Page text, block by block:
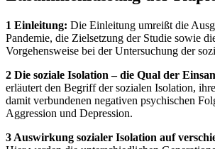
1 Einleitung: Die Einleitung umreißt die
Pandemie, die Zielsetzung der Studie sowie
Vorgehensweise bei der Untersuchung der
2 Die soziale Isolation – die Qual der
erläutert den Begriff der sozialen Isolation,
damit verbundenen negativen psychischen
Aggression und Depression.
3 Auswirkung sozialer Isolation auf